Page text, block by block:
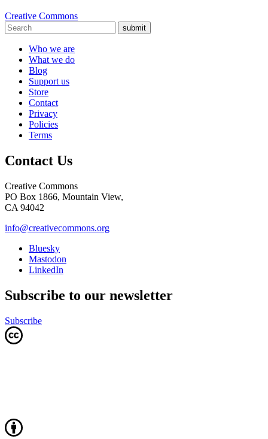
Creative Commons
submit
Who we are
What we do
Blog
Support us
Store
Contact
Privacy
Policies
Terms
Contact Us
Creative Commons
PO Box 1866, Mountain View,
CA 94042
info@creativecommons.org
Bluesky
Mastodon
LinkedIn
Subscribe to our newsletter
Subscribe